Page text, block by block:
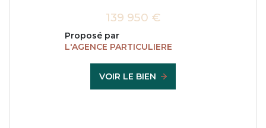
139 950 €
Proposé par
L'AGENCE PARTICULIERE
VOIR LE BIEN